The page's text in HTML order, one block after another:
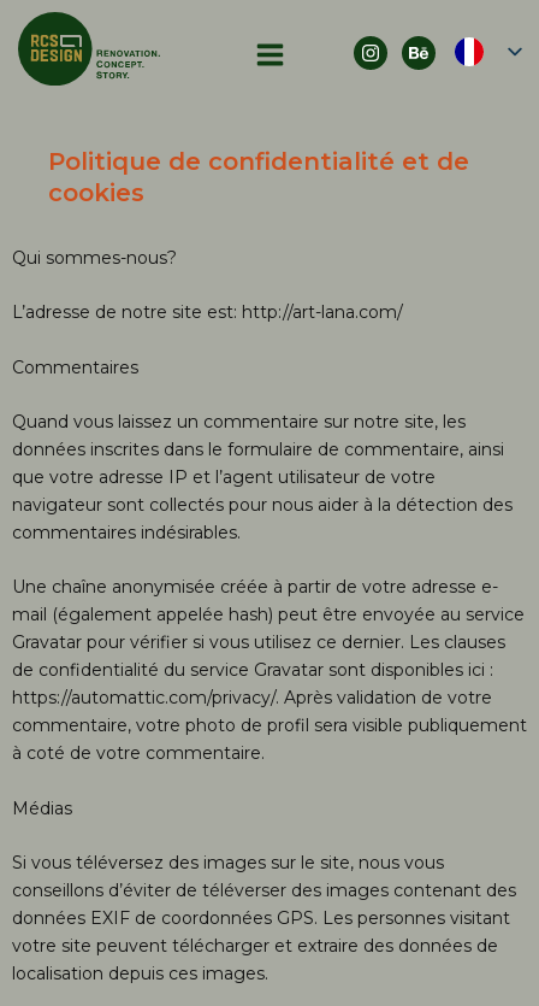
Aller
au
contenu
Politique de confidentialité et de
cookies
Qui sommes-nous?
L’adresse de notre site est: http://art-lana.com/
Commentaires
Quand vous laissez un commentaire sur notre site, les
données inscrites dans le formulaire de commentaire, ainsi
que votre adresse IP et l’agent utilisateur de votre
navigateur sont collectés pour nous aider à la détection des
commentaires indésirables.
Une chaîne anonymisée créée à partir de votre adresse e-
mail (également appelée hash) peut être envoyée au service
Gravatar pour vérifier si vous utilisez ce dernier. Les clauses
de confidentialité du service Gravatar sont disponibles ici :
https://automattic.com/privacy/. Après validation de votre
commentaire, votre photo de profil sera visible publiquement
à coté de votre commentaire.
Médias
Si vous téléversez des images sur le site, nous vous
conseillons d’éviter de téléverser des images contenant des
données EXIF de coordonnées GPS. Les personnes visitant
votre site peuvent télécharger et extraire des données de
localisation depuis ces images.